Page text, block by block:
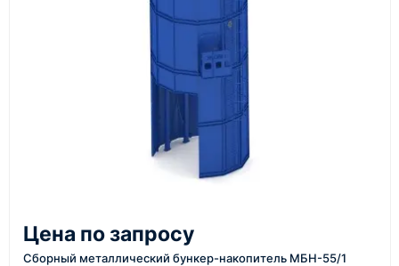
инструменты по номеру телефона в шапке сайта
или через онлайн-форму запроса обратного звонка.
Казахстан и СНГ
доставка оборудования в разные города и
регионы
средний срок доставки по большинству поставок
Цена по запросу
Сборный металлический бункер-накопитель МБН-55/1